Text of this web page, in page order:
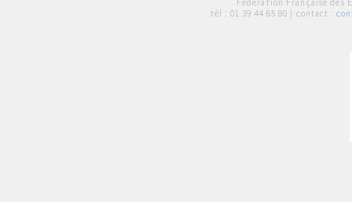
Fédération Française des
tél : 01 39 44 65 80 | contact :